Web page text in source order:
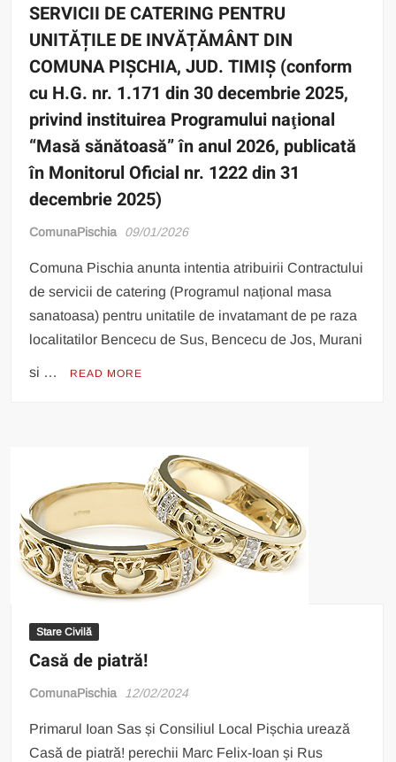
SERVICII DE CATERING PENTRU
UNITĂȚILE DE INVĂȚĂMÂNT DIN
COMUNA PIȘCHIA, JUD. TIMIȘ (conform
cu H.G. nr. 1.171 din 30 decembrie 2025,
privind instituirea Programului naţional
“Masă sănătoasă” în anul 2026, publicată
în Monitorul Oficial nr. 1222 din 31
decembrie 2025)
ComunaPischia 09/01/2026
Comuna Pischia anunta intentia atribuirii Contractului
de servicii de catering (Programul național masa
sanatoasa) pentru unitatile de invatamant de pe raza
localitatilor Bencecu de Sus, Bencecu de Jos, Murani
si … READ MORE
Stare Civilă
Casă de piatră!
ComunaPischia 12/02/2024
Primarul Ioan Sas și Consiliul Local Pișchia urează
Casă de piatră! perechii Marc Felix-Ioan și Rus